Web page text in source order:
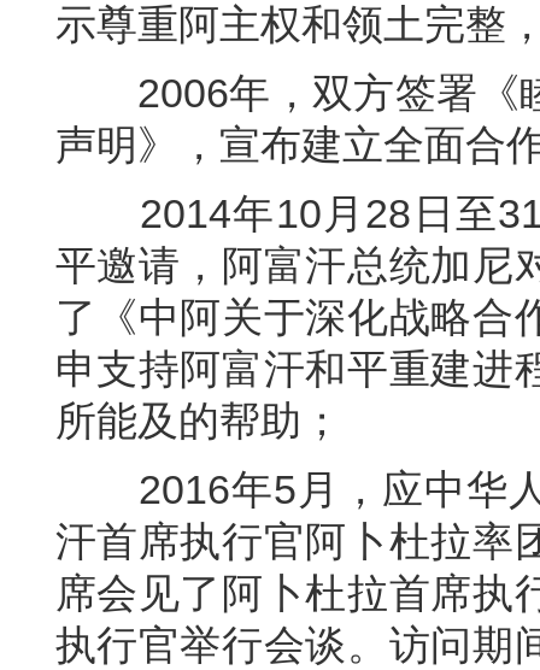
示尊重阿主权和领土完整
2006年，双方签署《
声明》，宣布建立全面合
2014年10月28日至31
平邀请，阿富汗总统加尼
了《中阿关于深化战略合
申支持阿富汗和平重建进
所能及的帮助；
2016年5月，应中华人
汗首席执行官阿卜杜拉率
席会见了阿卜杜拉首席执
执行官举行会谈。访问期